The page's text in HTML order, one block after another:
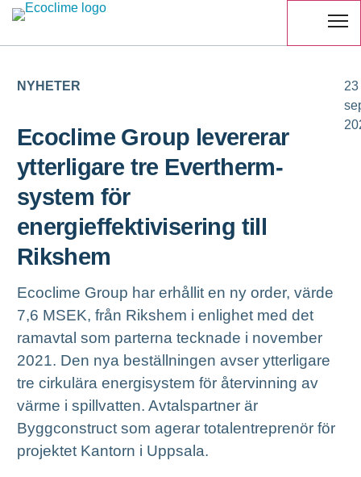
NYHETER
23
Ecoclime Group levererar
ytterligare tre Evertherm-
system för
energieffektivisering till
Rikshem
Ecoclime Group har erhållit en ny order, värde
7,6 MSEK, från Rikshem i enlighet med det
ramavtal som parterna tecknade i november
2021. Den nya beställningen avser ytterligare
tre cirkulära energisystem för återvinning av
värme i spillvatten. Avtalspartner är
Byggconstruct som agerar totalentreprenör för
projektet Kantorn i Uppsala.